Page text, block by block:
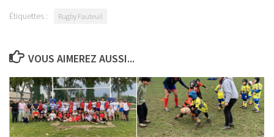
Étiquettes : Rugby Fauteuil
VOUS AIMEREZ AUSSI...